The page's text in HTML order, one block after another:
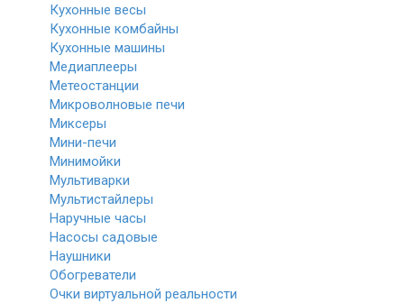
Кухонные весы
Кухонные комбайны
Кухонные машины
Медиаплееры
Метеостанции
Микроволновые печи
Миксеры
Мини-печи
Минимойки
Мультиварки
Мультистайлеры
Наручные часы
Насосы садовые
Наушники
Обогреватели
Очки виртуальной реальности